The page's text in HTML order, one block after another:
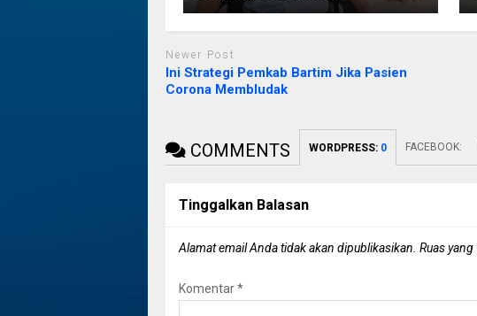
Newer Post
Ini Strategi Pemkab Bartim Jika Pasien
Corona Membludak
COMMENTS WORDPRESS: 0 FACEBOOK:
Tinggalkan Balasan
Alamat email Anda tidak akan dipublikasikan. Ruas
Komentar*